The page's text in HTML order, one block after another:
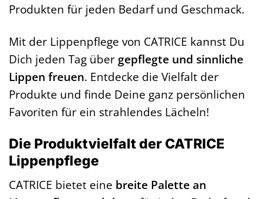
Produkten für jeden Bedarf und Geschmack.
Mit der Lippenpflege von CATRICE kannst Du
Dich jeden Tag über gepflegte und sinnliche
Lippen freuen. Entdecke die Vielfalt der
Produkte und finde Deine ganz persönlichen
Favoriten für ein strahlendes Lächeln!
Die Produktvielfalt der CATRICE
Lippenpflege
CATRICE bietet eine breite Palette an